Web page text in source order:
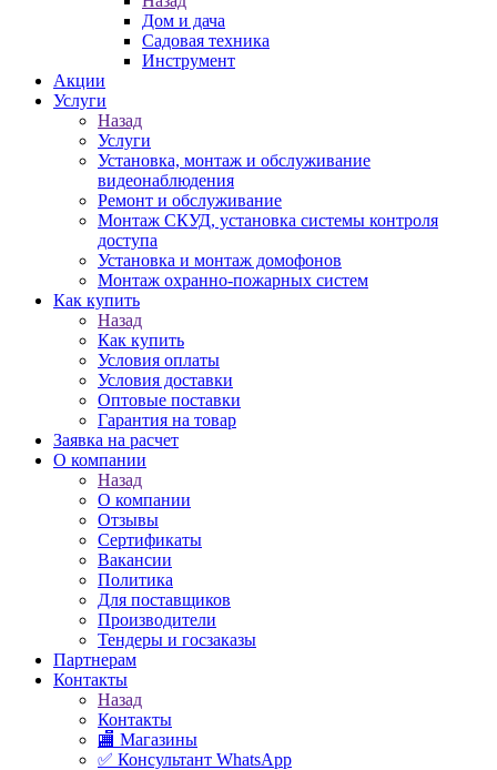
Дом и дача
Садовая техника
Инструмент
Акции
Услуги
Назад
Услуги
Установка, монтаж и обслуживание
видеонаблюдения
Ремонт и обслуживание
Монтаж СКУД, установка системы контроля
доступа
Установка и монтаж домофонов
Монтаж охранно-пожарных систем
Как купить
Назад
Как купить
Условия оплаты
Условия доставки
Оптовые поставки
Гарантия на товар
Заявка на расчет
О компании
Назад
О компании
Отзывы
Сертификаты
Вакансии
Политика
Для поставщиков
Производители
Тендеры и госзаказы
Партнерам
Контакты
Назад
Контакты
🏬 Магазины
✅️ Консультант WhatsApp